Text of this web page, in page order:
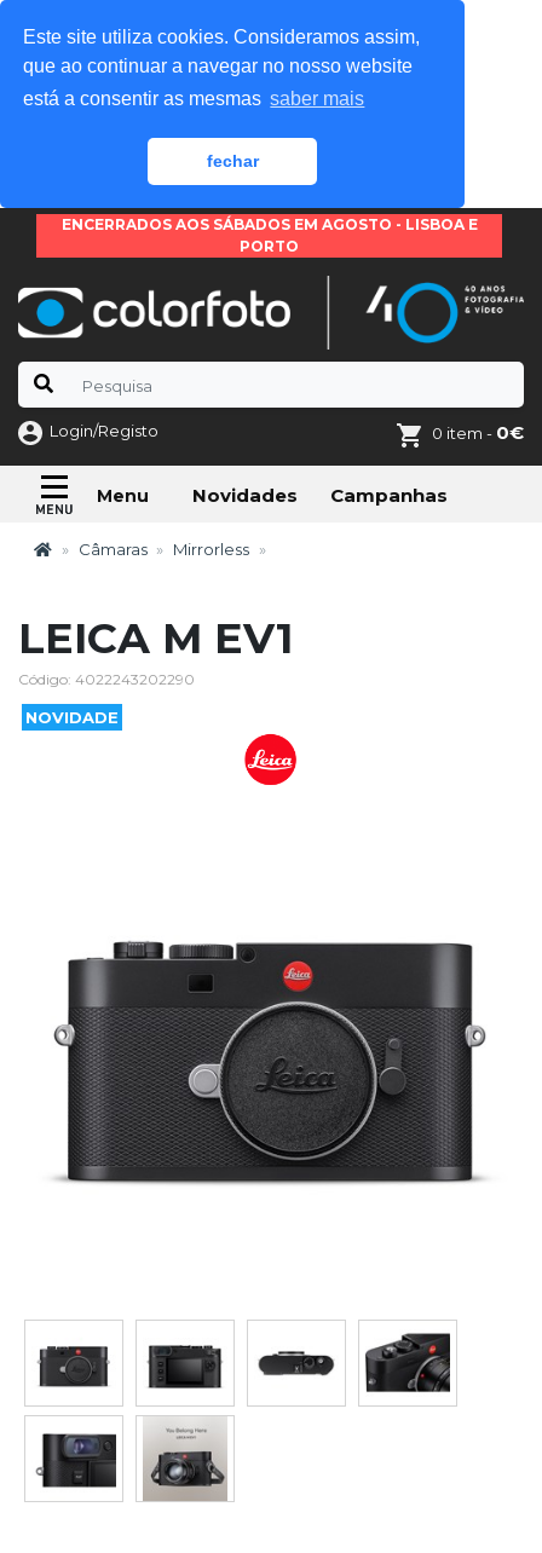
Este site utiliza cookies. Consideramos assim,
que ao continuar a navegar no nosso website
está a consentir as mesmas saber mais
fechar
ENCERRADOS AOS SÁBADOS EM AGOSTO - LISBOA E
PORTO
Login/Registo 0 item - 0€
Menu Novidades Campanhas
Câmaras Mirrorless
LEICA M EV1
Código: 4022243202290
NOVIDADE